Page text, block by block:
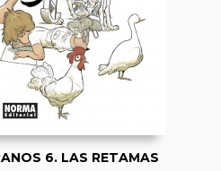
6. LAS RETAMAS